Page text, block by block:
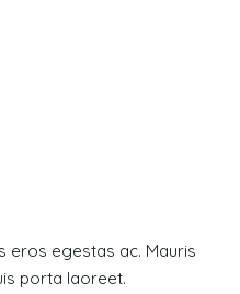
eros egestas ac. Mauris
porta laoreet.